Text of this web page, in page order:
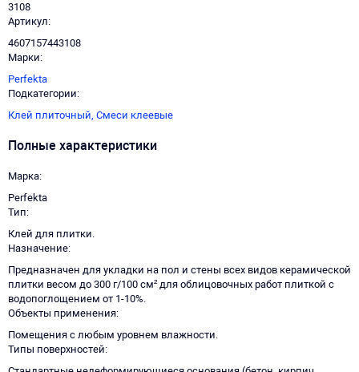
3108
Артикул
4607157443108
Марки
Perfekta
Подкатегории
Клей плиточный, Смеси клеевые
Полные характеристики
Марка
Perfekta
Тип
Клей для плитки.
Назначение
Предназначен для укладки на пол и стены всех видов керамической
плитки весом до 300 г/100 см² для облицовочных работ плиткой с
водопоглощением от 1-10%.
Объекты применения
Помещения с любым уровнем влажности.
Типы поверхностей